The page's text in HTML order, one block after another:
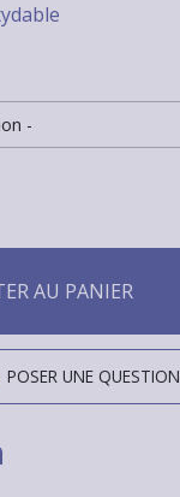
AU PANIER
UNE QUESTION